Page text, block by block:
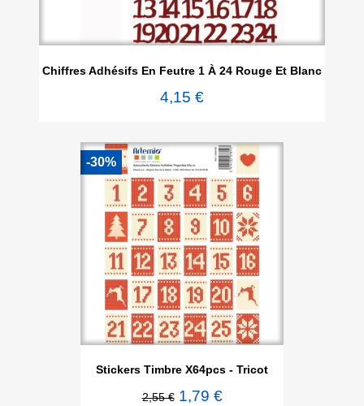
Chiffres Adhésifs En Feutre 1 À 24 Rouge Et Blanc
4,15 €
Stickers Timbre X64pcs - Tricot
2,55 € 1,79 €
-30%